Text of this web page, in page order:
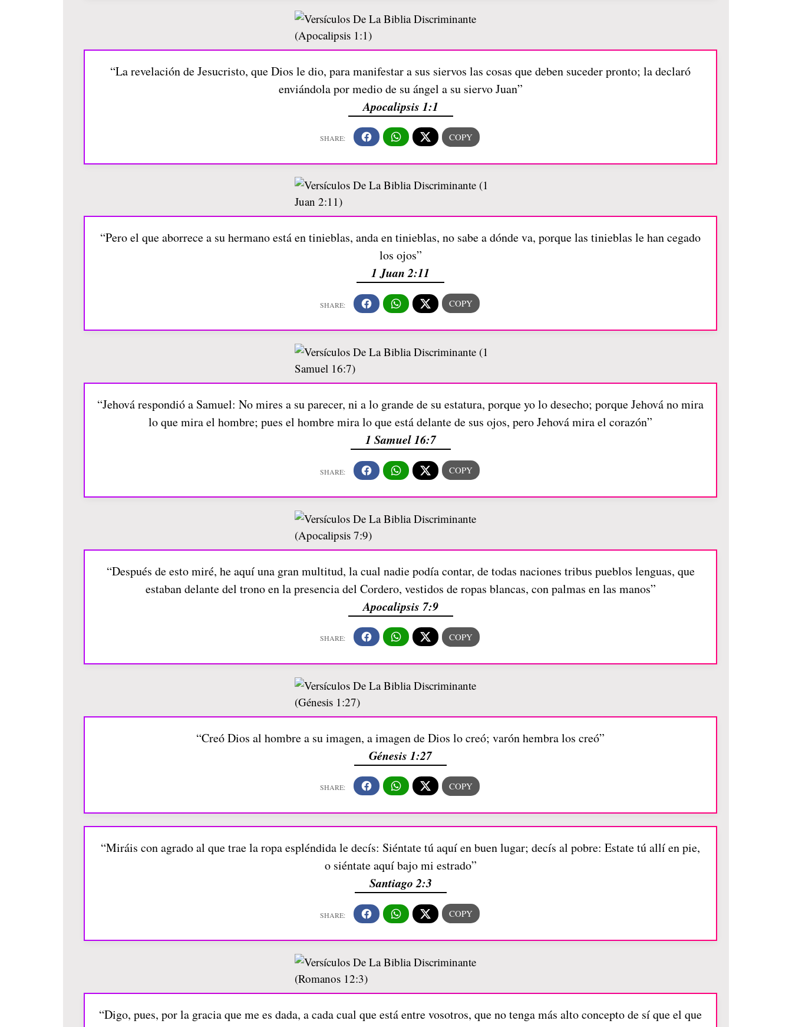
“La revelación de Jesucristo, que Dios le dio, para manifestar a sus siervos las cosas que deben suceder pronto; la declaró
enviándola por medio de su ángel a su siervo Juan”
Apocalipsis 1:1
“Pero el que aborrece a su hermano está en tinieblas, anda en tinieblas, no sabe a dónde va, porque las tinieblas le han cegado
los ojos”
1 Juan 2:11
“Jehová respondió a Samuel: No mires a su parecer, ni a lo grande de su estatura, porque yo lo desecho; porque Jehová no mira
lo que mira el hombre; pues el hombre mira lo que está delante de sus ojos, pero Jehová mira el corazón”
1 Samuel 16:7
“Después de esto miré, he aquí una gran multitud, la cual nadie podía contar, de todas naciones tribus pueblos lenguas, que
estaban delante del trono en la presencia del Cordero, vestidos de ropas blancas, con palmas en las manos”
Apocalipsis 7:9
“Creó Dios al hombre a su imagen, a imagen de Dios lo creó; varón hembra los creó”
Génesis 1:27
“Miráis con agrado al que trae la ropa espléndida le decís: Siéntate tú aquí en buen lugar; decís al pobre: Estate tú allí en pie,
o siéntate aquí bajo mi estrado”
Santiago 2:3
“Digo, pues, por la gracia que me es dada, a cada cual que está entre vosotros, que no tenga más alto concepto de sí que el que